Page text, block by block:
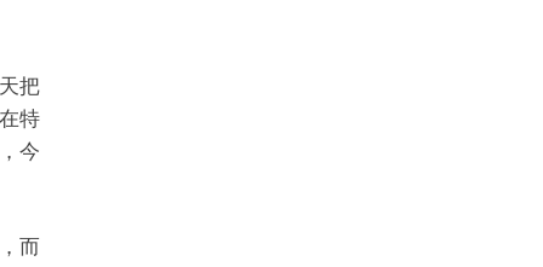
把
特
今
而